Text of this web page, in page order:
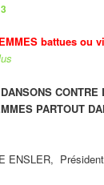
battues ou
DANSONS
PARTOUT
ENSLER,